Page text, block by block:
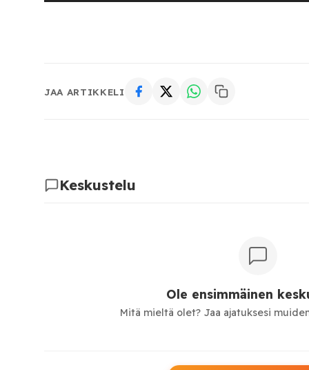
JAA ARTIKKELI
Keskustelu
Ole ensimmäinen
Mitä mieltä olet? Jaa ajatuksesi